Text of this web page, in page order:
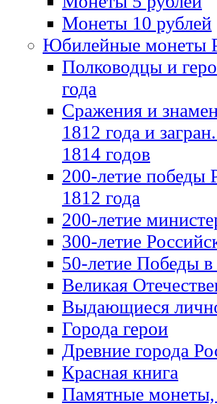
Монеты 10 рублей
Юбилейные монеты
Полководцы и
года
Сражения и
1812 года и
1814 годов
200-летие победы
1812 года
200-летие
300-летие
50-летие Победы
Великая
Выдающиеся
Города герои
Древние города
Красная книга
Памятные